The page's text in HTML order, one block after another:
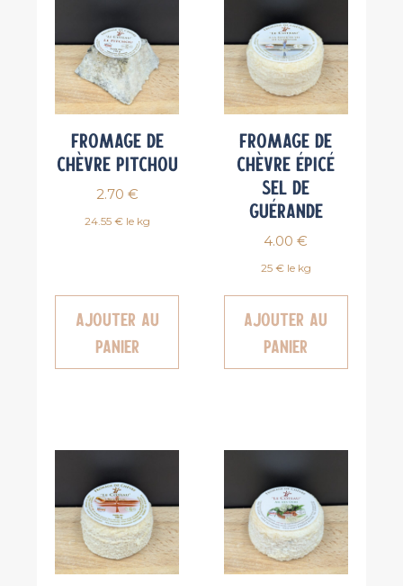
Fromage de
chèvre Pitchou
2.70 €
24.55 € le kg
Ajouter au
panier
Fromage de
chèvre épicé
Sel de
Guérande
4.00€
25 € le kg
Ajouter au
panier